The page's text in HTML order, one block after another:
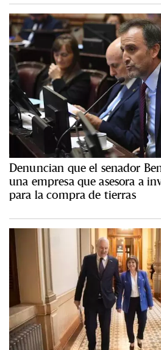
Denuncian que el senador
una empresa que asesora a
para la compra de tierras